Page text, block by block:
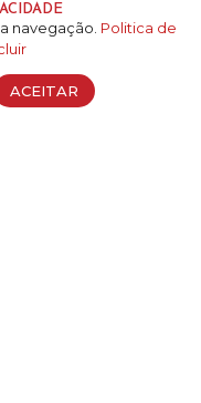
navegação. Politica de
ACEITAR